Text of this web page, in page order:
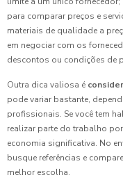
para comparar preços e
materiais de qualidade a
em negociar com os
descontos ou condições de
Outra dica valiosa é
pode variar bastante,
profissionais. Se você tem
realizar parte do trabalho
economia significativa. No
busque referências e
melhor escolha.